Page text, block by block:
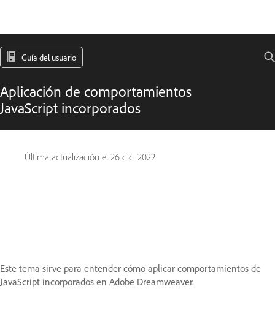
Guía del usuario
Aplicación de comportamientos
JavaScript incorporados
Última actualización el 26 dic. 2022
Este tema sirve para entender cómo aplicar comportamientos de
JavaScript incorporados en Adobe Dreamweaver.